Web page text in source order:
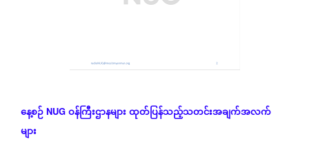
နေ့စဉ် NUG ဝန်ကြီးဌာနများ ထုတ်ပြန်သည့်သတင်းအချက်အလက်
များ